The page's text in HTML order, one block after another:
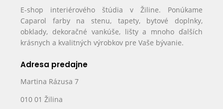
E-shop interiérového štúdia v Žiline. Ponúkame
Caparol farby na stenu, tapety, bytové doplnky,
obklady, dekoračné vankúše, lišty a mnoho ďalších
krásnych a kvalitných výrobkov pre Vaše bývanie.
Adresa predajne
Martina Rázusa 7
010 01 Žilina